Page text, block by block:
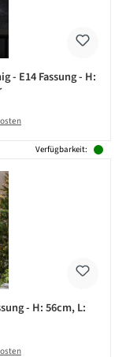
- E14 Fassung - H:
Verfügbarkeit:
- H: 56cm, L: